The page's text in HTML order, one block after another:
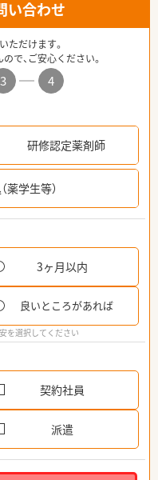
い合わせ
ただけます。
で、ご安心ください。
3
4
研修認定薬剤師
薬学生等）
3ヶ月以内
良いところがあれば
を選択してください
契約社員
派遣